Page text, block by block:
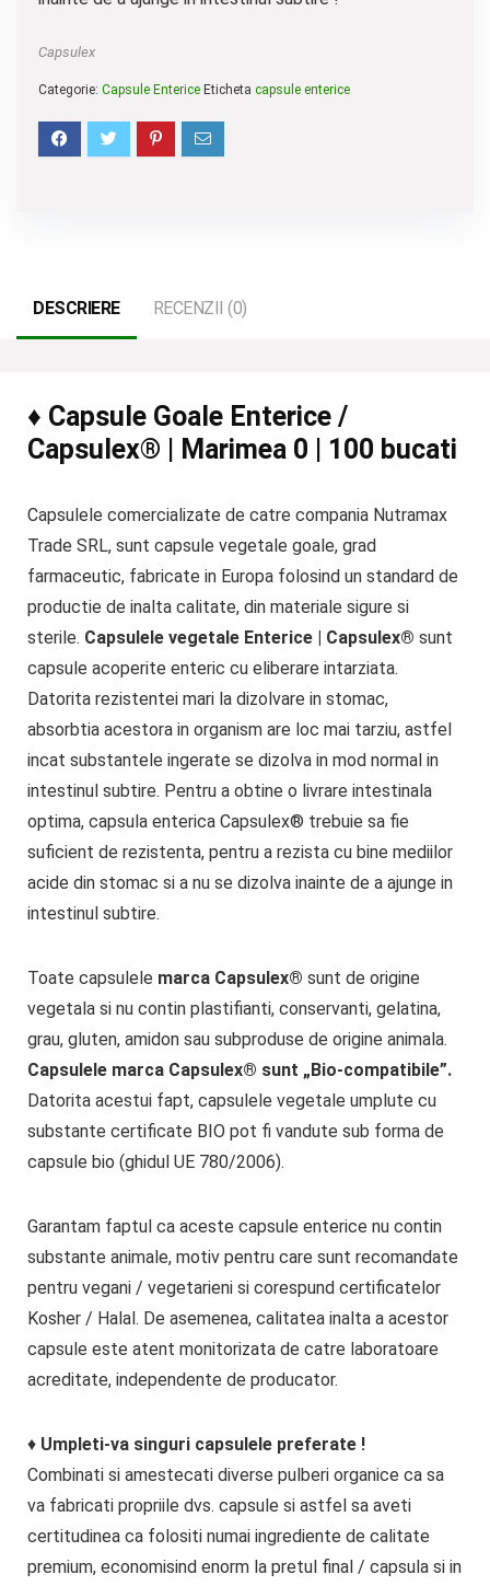
Capsulex
Categorie: Capsule Enterice Eticheta capsule enterice
DESCRIERE RECENZII (0)
♦ Capsule Goale Enterice /
Capsulex® | Marimea 0 | 100 bucati
Capsulele comercializate de catre compania Nutramax
Trade SRL, sunt capsule vegetale goale, grad
farmaceutic, fabricate in Europa folosind un standard de
productie de inalta calitate, din materiale sigure si
sterile. Capsulele vegetale Enterice | Capsulex® sunt
capsule acoperite enteric cu eliberare intarziata.
Datorita rezistentei mari la dizolvare in stomac,
absorbtia acestora in organism are loc mai tarziu, astfel
incat substantele ingerate se dizolva in mod normal in
intestinul subtire. Pentru a obtine o livrare intestinala
optima, capsula enterica Capsulex® trebuie sa fie
suficient de rezistenta, pentru a rezista cu bine mediilor
acide din stomac si a nu se dizolva inainte de a ajunge in
intestinul subtire.
Toate capsulele marca Capsulex® sunt de origine
vegetala si nu contin plastifianti, conservanti, gelatina,
grau, gluten, amidon sau subproduse de origine animala.
Capsulele marca Capsulex® sunt „Bio-compatibile”.
Datorita acestui fapt, capsulele vegetale umplute cu
substante certificate BIO pot fi vandute sub forma de
capsule bio (ghidul UE 780/2006).
Garantam faptul ca aceste capsule enterice nu contin
substante animale, motiv pentru care sunt recomandate
pentru vegani / vegetarieni si corespund certificatelor
Kosher / Halal. De asemenea, calitatea inalta a acestor
capsule este atent monitorizata de catre laboratoare
acreditate, independente de producator.
♦ Umpleti-va singuri capsulele preferate !
Combinati si amestecati diverse pulberi organice ca sa
va fabricati propriile dvs. capsule si astfel sa aveti
certitudinea ca folositi numai ingrediente de calitate
premium, economisind enorm la pretul final / capsula si in